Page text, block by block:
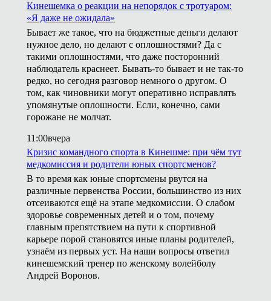
Кинешемка о реакции на непорядок с тротуаром:
«Я даже не ожидала»
Бывает же такое, что на бюджетные деньги делают
нужное дело, но делают с оплошностями? Да с
такими оплошностями, что даже посторонний
наблюдатель краснеет. Бывать-то бывает и не так-то
редко, но сегодня разговор немного о другом. О
том, как чиновники могут оперативно исправлять
упомянутые оплошности. Если, конечно, сами
горожане не молчат.
11:00вчера
Кризис командного спорта в Кинешме: при чём тут
медкомиссия и родители юных спортсменов?
В то время как юные спортсмены рвутся на
различные первенства России, большинство из них
отсеиваются ещё на этапе медкомиссии. О слабом
здоровье современных детей и о том, почему
главным препятствием на пути к спортивной
карьере порой становятся иные планы родителей,
узнаём из первых уст. На наши вопросы ответил
кинешемский тренер по женскому волейболу
Андрей Воронов.